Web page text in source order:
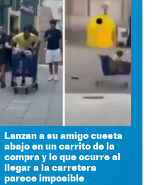
Lanzan a su amigo cuesta
abajo en un carrito de la
compra y lo que ocurre al
llegar a la carretera
parece imposible